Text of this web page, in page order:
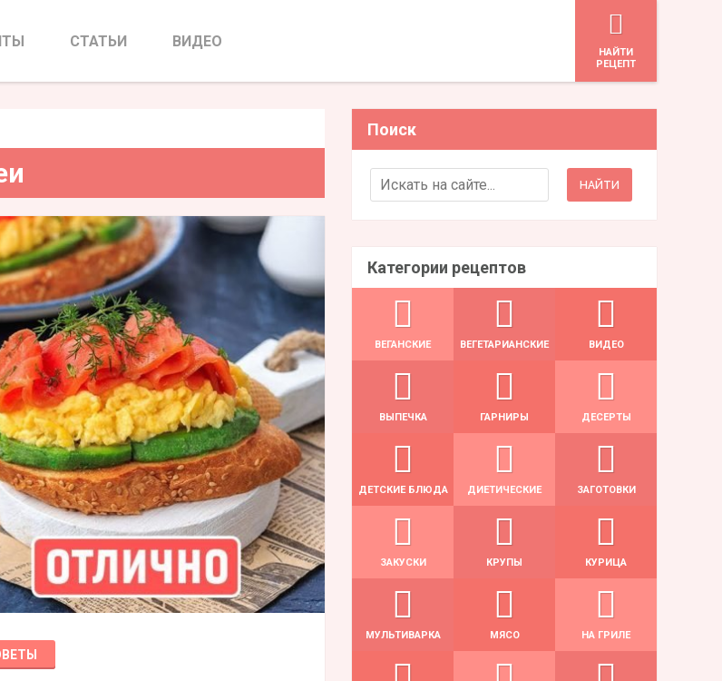
идеи
СТАТЬИ ВИДЕО
HАЙТИ
РЕЦЕПТ
Поиск
Search for:
Категории рецептов
ВЕГАНСКИЕ ВЕГЕТАРИАНСКИЕ ВИДЕО
ВЫПЕЧКА ГАРНИРЫ ДЕСЕРТЫ
ДЕТСКИЕ БЛЮДА ДИЕТИЧЕСКИЕ ЗАГОТОВКИ
ЗАКУСКИ КРУПЫ КУРИЦА
МУЛЬТИВАРКА МЯСО НА ГРИЛЕ